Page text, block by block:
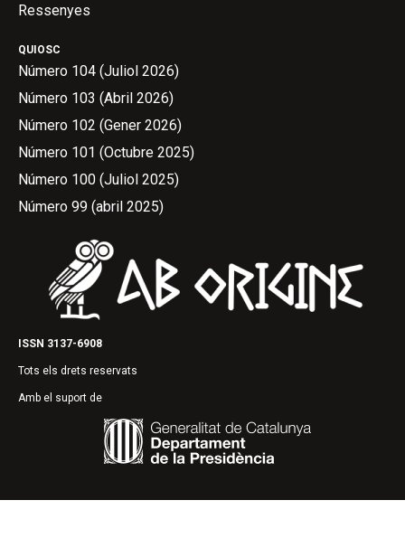
ISSN 3137-6908
Tots els drets reservats
Amb el suport de
QUIOSC
Número 104 (Juliol 2026)
Número 103 (Abril 2026)
Número 102 (Gener 2026)
Número 101 (Octubre 2025)
Número 100 (Juliol 2025)
Número 99 (abril 2025)
Ressenyes